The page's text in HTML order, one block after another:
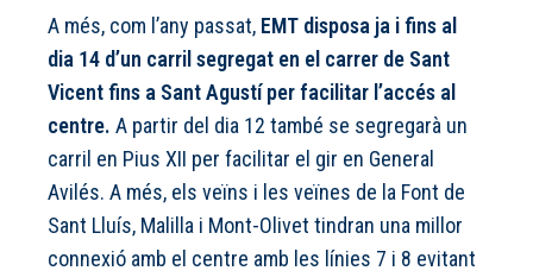
A més, com l’any passat, EMT disposa ja i fins al
dia 14 d’un carril segregat en el carrer de Sant
Vicent fins a Sant Agustí per facilitar l’accés al
centre. A partir del dia 12 també se segregarà un
carril en Pius XII per facilitar el gir en General
Avilés. A més, els veïns i les veïnes de la Font de
Sant Lluís, Malilla i Mont-Olivet tindran una millor
connexió amb el centre amb les línies 7 i 8 evitant